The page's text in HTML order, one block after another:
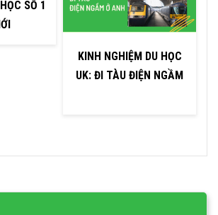
SỐ 1
KINH NGHIỆM DU HỌC
UK: ĐI TÀU ĐIỆN NGẦM